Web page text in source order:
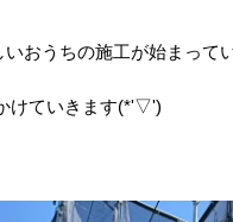
いおうちの施工が始まって
けていきます(*'▽')